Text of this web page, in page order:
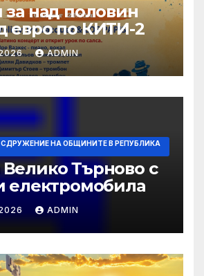
за над половин
евро по КИТИ-2
ADMIN
НА ОБЩИНИТЕ В РЕПУБЛИКА
Търново с
електромобила
ADMIN